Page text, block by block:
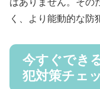
はありません。その
く、より能動的な防
今すぐでき
犯対策チェ